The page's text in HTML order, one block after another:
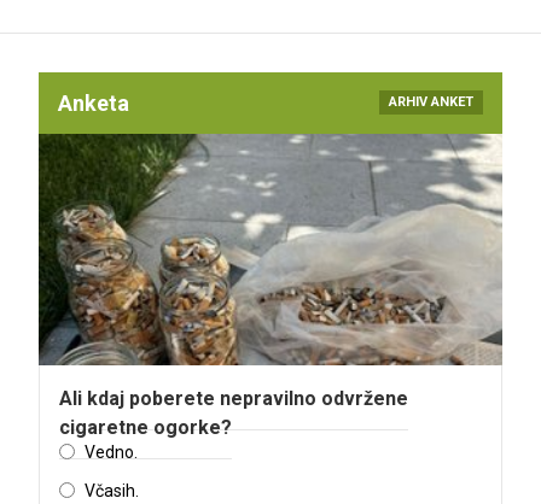
Anketa ARHIV ANKET
Ali kdaj poberete nepravilno odvržene
cigaretne ogorke?
Vedno.
Včasih.